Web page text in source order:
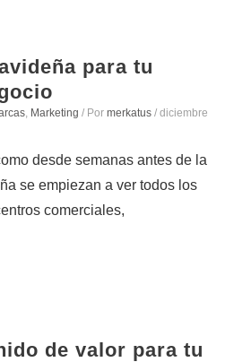
para tu
, Marketing / Por merkatus / diciembre
desde semanas antes de la
se empiezan a ver todos los
comerciales,
de valor para tu